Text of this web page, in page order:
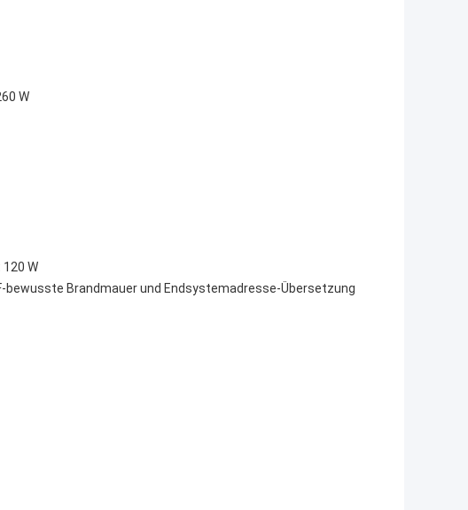
W
W
bewusste Brandmauer und Endsystemadresse-Übersetzung